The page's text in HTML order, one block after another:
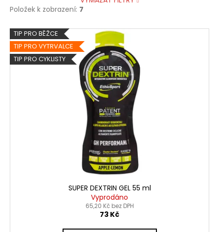
Položek k zobrazení: 7
V
ý
p
TIP PRO BĚŽCE
TIP PRO VYTRVALCE
TIP PRO CYKLISTY
SUPER DEXTRIN GEL 55 ml
Vyprodáno
65,20 Kč bez DPH
73 Kč